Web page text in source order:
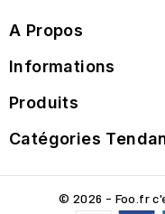
A Propos
Informations
Produits
Catégories
© 2026 - Foo.fr